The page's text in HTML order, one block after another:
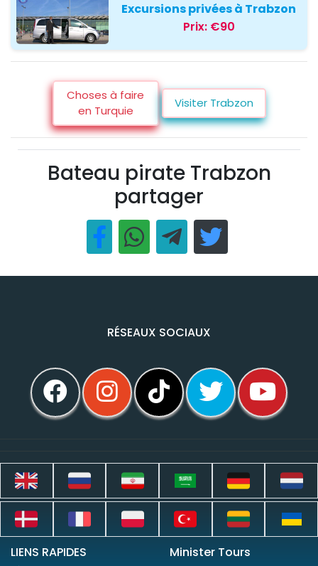
Excursions privées à Trabzon
Prix: €90
Choses à faire
en Turquie
Visiter Trabzon
Bateau pirate Trabzon
partager
RÉSEAUX SOCIAUX
LIENS RAPIDES Minister Tours